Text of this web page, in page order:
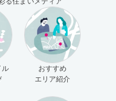
ル
おすすめ
エリア紹介